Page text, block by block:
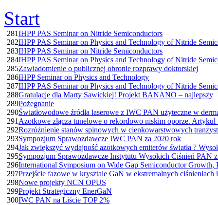
Start
281IHPP PAS Seminar on Nitride Semiconductors
282IHPP PAS Seminar on Physics and Technology of Nitride
283IHPP PAS Seminar on Nitride Semiconductors
284IHPP PAS Seminar on Physics and Technology of Nitride
285Zawiadomienie o publicznej obronie rozprawy doktorskiej
286IHPP Seminar on Physics and Technology
287IHPP PAS Seminar on Physics and Technology of Nitride
288Gratulacje dla Marty Sawickiej! Projekt BANANO – najlepszy
289Pożegnanie
290Światłowodowe źródła laserowe z IWC PAN użyteczne w
291Azotkowe złącza tunelowe o rekordowo niskim oporze.
292Rozróżnienie stanów spinowych w cienkowarstwowych
293Sympozjum Sprawozdawcze IWC PAN za 2020 rok
294Jak zwiększyć wydajność azotkowych emiterów światła ?
295Sympozjum Sprawozdawcze Instytutu Wysokich Ciśnień PAN
296International Symposium on Wide Gap Semiconductor Growth,
297Przejście fazowe w krysztale GaN w ekstremalnych ciśnieniach
298Nowe projekty NCN OPUS
299Projekt Strategiczny EnerGaN
300IWC PAN na Liście TOP 2%